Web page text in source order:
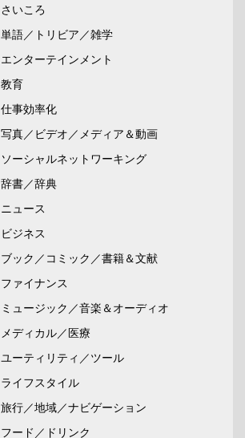
さいころ
単語／トリビア／雑学
エンターテインメント
教育
仕事効率化
写真／ビデオ／メディア＆動画
ソーシャルネットワーキング
辞書／辞典
ニュース
ビジネス
ブック／コミック／書籍＆文献
ファイナンス
ミュージック／音楽＆オーディオ
メディカル／医療
ユーティリティ／ツール
ライフスタイル
旅行／地域／ナビゲーション
フード／ドリンク